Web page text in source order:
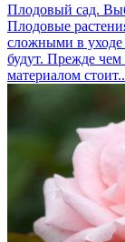
Плодовый сад.
Плодовые
сложными в уходе
будут. Прежде
материалом